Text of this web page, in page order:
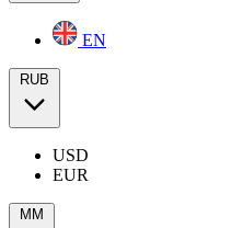
EN
RUB
USD
EUR
ММ